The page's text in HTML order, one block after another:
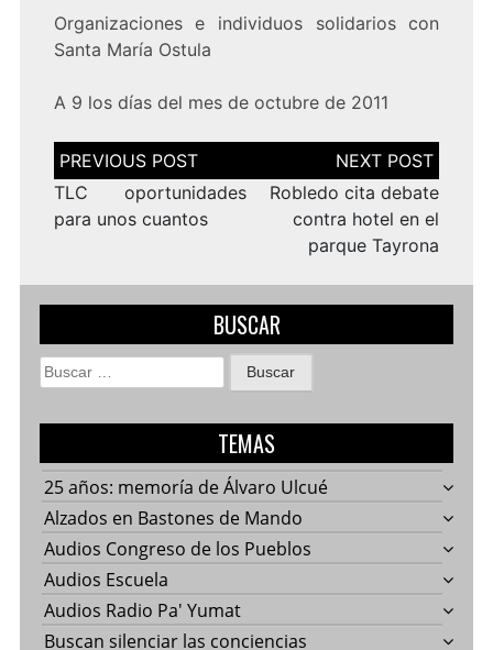
Organizaciones e individuos solidarios con
Santa María Ostula
A 9 los días del mes de octubre de 2011
Navegación
de
entradas
TLC oportunidades
para unos cuantos
Robledo cita debate
contra hotel en el
parque Tayrona
BUSCAR
Buscar:
TEMAS
25 años: memoría de Álvaro Ulcué
Alzados en Bastones de Mando
Audios Congreso de los Pueblos
Audios Escuela
Audios Radio Pa' Yumat
Buscan silenciar las conciencias